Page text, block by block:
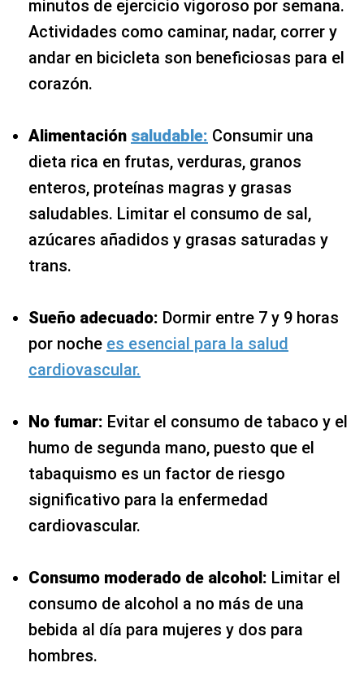
minutos de ejercicio vigoroso por semana.
Actividades como caminar, nadar, correr y
andar en bicicleta son beneficiosas para el
corazón.
Alimentación saludable: Consumir una
dieta rica en frutas, verduras, granos
enteros, proteínas magras y grasas
saludables. Limitar el consumo de sal,
azúcares añadidos y grasas saturadas y
trans.
Sueño adecuado: Dormir entre 7 y 9 horas
por noche es esencial para la salud
cardiovascular.
No fumar: Evitar el consumo de tabaco y el
humo de segunda mano, puesto que el
tabaquismo es un factor de riesgo
significativo para la enfermedad
cardiovascular.
Consumo moderado de alcohol: Limitar el
consumo de alcohol a no más de una
bebida al día para mujeres y dos para
hombres.